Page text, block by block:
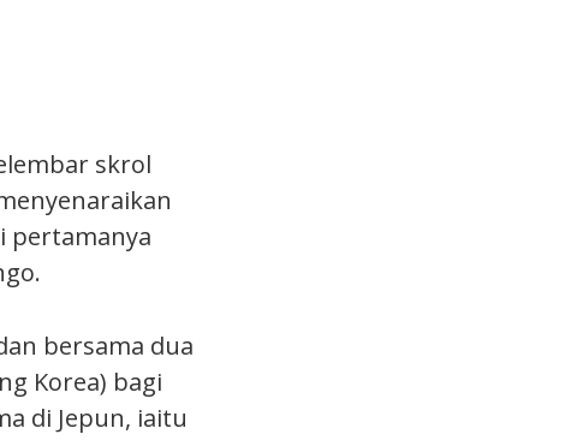
skrol
pertamanya
bersama dua
Korea) bagi
di Jepun, iaitu